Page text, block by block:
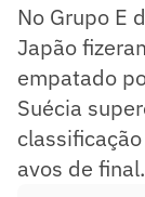
No Grupo E
Japão
empatado
Suécia
avos de final.